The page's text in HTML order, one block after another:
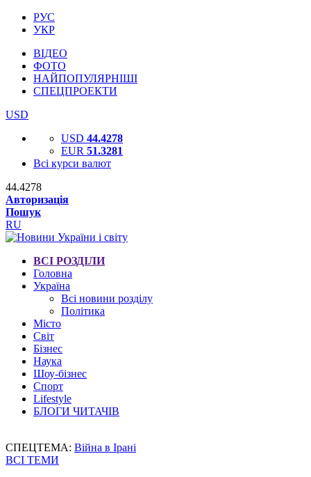
РУС
УКР
ВІДЕО
ФОТО
НАЙПОПУЛЯРНІШІ
СПЕЦПРОЕКТИ
USD
USD 44.4278
EUR 51.3281
Всі курси валют
44.4278
Авторизація
Пошук
RU
ВСІ РОЗДІЛИ
Головна
Україна
Всі новини розділу
Політика
Місто
Світ
Бізнес
Наука
Шоу-бізнес
Спорт
Lifestyle
БЛОГИ ЧИТАЧІВ
СПЕЦТЕМА: Війна в Ірані
ВСІ ТЕМИ